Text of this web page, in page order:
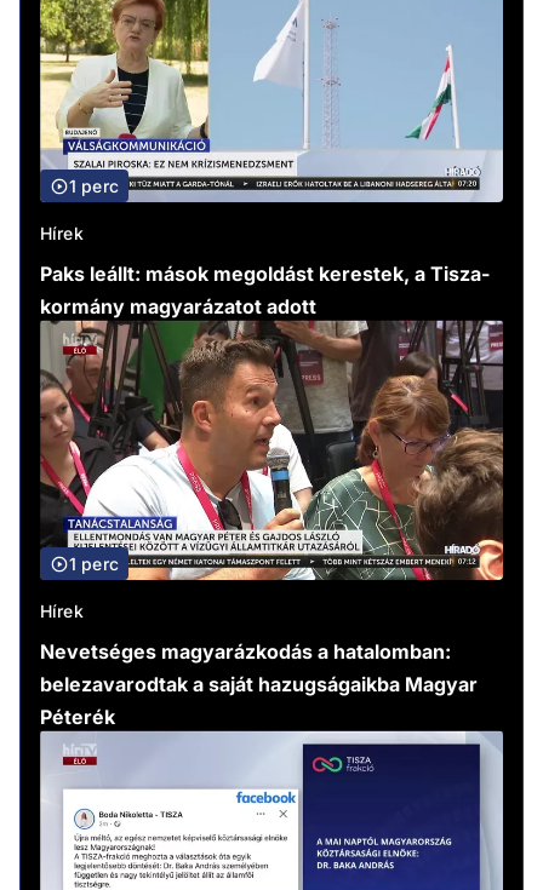
1 perc
Hírek
Paks leállt: mások megoldást kerestek, a Tisza-
kormány magyarázatot adott
1 perc
Hírek
Nevetséges magyarázkodás a hatalomban:
belezavarodtak a saját hazugságaikba Magyar
Péterék